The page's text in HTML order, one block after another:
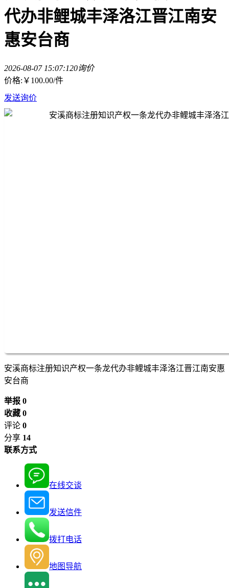
代办非鲤城丰泽洛江晋江南安
惠安台商
2026-08-07 15:07:120询价
价格: ￥100.00/件
发送询价
安溪商标注册知识产权一条龙代办非鲤城丰泽洛江晋江南安惠
安台商
举报 0
收藏 0
评论 0
分享 14
联系方式
在线交谈
发送信件
拨打电话
地图导航